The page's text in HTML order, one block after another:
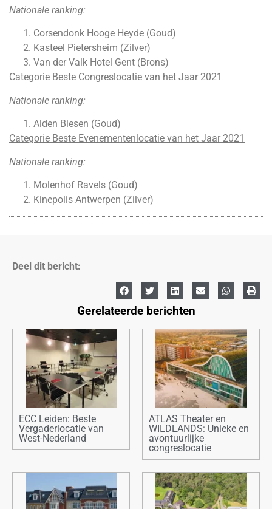
Nationale ranking:
Corsendonk Hooge Heyde (Goud)
Kasteel Pietersheim (Zilver)
Van der Valk Hotel Gent (Brons)
Categorie Beste Congreslocatie van het Jaar 2021
Nationale ranking:
Alden Biesen (Goud)
Categorie Beste Evenementenlocatie van het Jaar 2021
Nationale ranking:
Molenhof Ravels (Goud)
Kinepolis Antwerpen (Zilver)
Deel dit bericht:
Gerelateerde berichten
ECC Leiden: Beste
Vergaderlocatie van
West-Nederland
ATLAS Theater en
WILDLANDS: Unieke en
avontuurlijke
congreslocatie